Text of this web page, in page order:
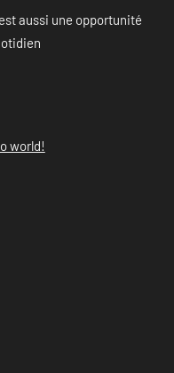
aussi une opportunité
world!